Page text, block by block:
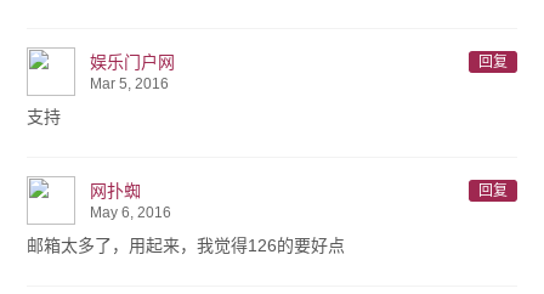
娱乐门户网
回复
Mar 5, 2016
支持
网扑蜘
回复
May 6, 2016
邮箱太多了，用起来，我觉得126的要好点